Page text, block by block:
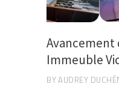
Avancement
Immeuble
BYAUDREY